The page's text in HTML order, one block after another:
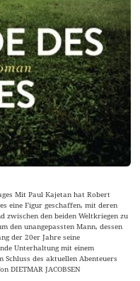
Mit Paul Kajetan hat Robert
eine Figur geschaffen, mit deren
zwischen den beiden Weltkriegen zu
den unangepassten Mann, dessen
der 20er Jahre seine
Unterhaltung mit einem
des aktuellen Abenteuers
DIETMAR JACOBSEN